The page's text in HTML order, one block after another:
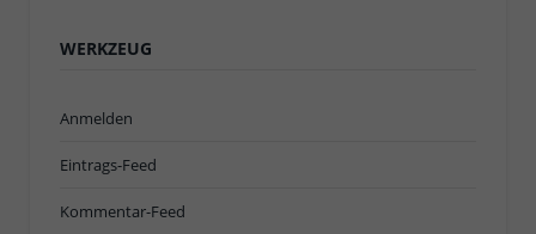
WERKZEUG
Anmelden
Eintrags-Feed
Kommentar-Feed